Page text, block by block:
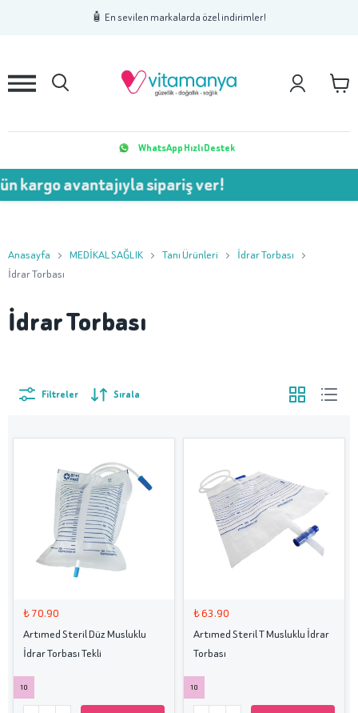
🧴 En sevilen markalarda özel indirimler!
2 3
WhatsApp Hızlı Destek
avantajıyla sipariş ver!
Anasayfa MEDİKAL SAĞLIK Tanı Ürünleri
İdrar Torbası
İdrar Torbası
İdrar Torbası
Filtreler Sırala
₺ 70.90
Artımed Steril Düz Musluklu
İdrar Torbası Tekli
10
₺ 63.90
Artımed Steril T Musluklu İdrar
Torbası
10